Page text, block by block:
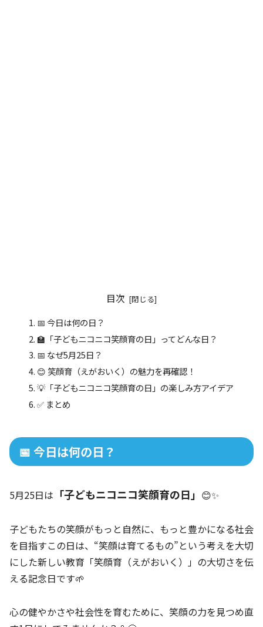
目次
📅 今日は何の日？
🏫「子どもニコニコ笑顔育の日」ってどんな日？
📅 なぜ5月25日？
😊 笑顔育（えがおいく）の魅力を再確認！
💡「子どもニコニコ笑顔育の日」の楽しみ方アイデア
✅ まとめ
📅 今日は何の日？
5月25日は 「子どもニコニコ笑顔育の日」 😊✨
子どもたちの笑顔がもっと自然に、もっと豊かになる社会
を目指すこの日は、“笑顔は育てるもの”という考えを大切
にした新しい教育「笑顔育（えがおいく）」の大切さを伝
える記念日です🌱
心の健やかさや社会性を育むために、笑顔の力を見つめ直